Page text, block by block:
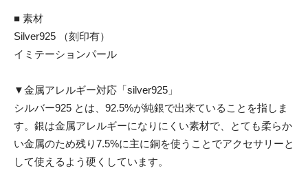
■ 素材
Silver925 （刻印有）
イミテーションパール
▼金属アレルギー対応「silver925」
シルバー925 とは、92.5%が純銀で出来ていることを指しま
す。銀は金属アレルギーになりにくい素材で、とても柔らか
い金属のため残り7.5%に主に銅を使うことでアクセサリーと
して使えるよう硬くしています。